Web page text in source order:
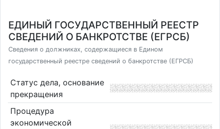
ЕДИНЫЙ ГОСУДАРСТВЕННЫЙ РЕЕСТР
СВЕДЕНИЙ О БАНКРОТСТВЕ (ЕГРСБ)
Сведения о должниках, содержащиеся в Едином
государственный реестре сведений о банкротстве (ЕГРСБ)
Статус дела, основание
прекращения
Процедура
экономической